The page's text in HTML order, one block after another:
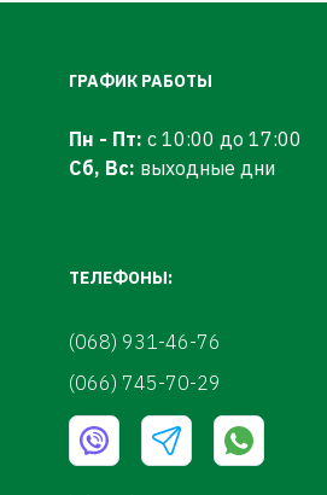
ГРАФИК РАБОТЫ
Пн - Пт: с 10:00 до 17:00
Сб, Вс: выходные дни
ТЕЛЕФОНЫ:
(068) 931-46-76
(066) 745-70-29